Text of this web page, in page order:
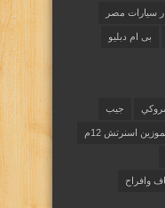
سيارات مصر
بى ام دبليو
جيب
اسنرتش 12م
وافراح